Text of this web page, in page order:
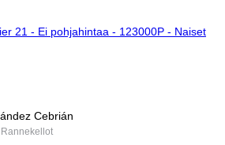
21 - Ei pohjahintaa - 123000P - Naiset
Cebrián